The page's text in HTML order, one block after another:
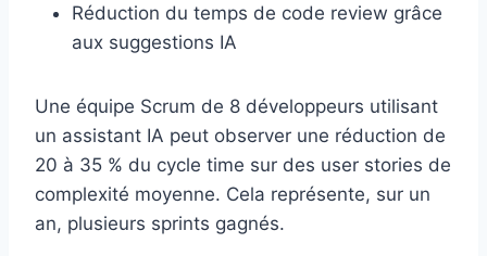
Réduction du temps de code review grâce
aux suggestions IA
Une équipe Scrum de 8 développeurs utilisant
un assistant IA peut observer une réduction de
20 à 35 % du cycle time sur des user stories de
complexité moyenne. Cela représente, sur un
an, plusieurs sprints gagnés.